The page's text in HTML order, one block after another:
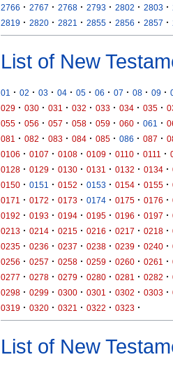
2766 · 2767 · 2768 · 2793 · 2802 · 2803 ·
2819 · 2820 · 2821 · 2855 · 2856 · 2857 ·
List of New
01 · 02 · 03 · 04 · 05 · 06 · 07 · 08 · 09 ·
029 · 030 · 031 · 032 · 033 · 034 · 035 ·
055 · 056 · 057 · 058 · 059 · 060 · 061 ·
081
· 082 · 083 · 084 · 085 · 086 · 087 ·
0106 · 0107 · 0108 · 0109 · 0110 · 0111 ·
0128 · 0129 · 0130 · 0131 · 0132 · 0134 ·
0150 · 0151 · 0152 · 0153 · 0154 · 0155 ·
0171
· 0172 · 0173 · 0174 · 0175 · 0176 ·
0192 · 0193 · 0194 · 0195 · 0196 · 0197 ·
0213 · 0214 · 0215 · 0216 · 0217 · 0218 ·
0235 · 0236 · 0237 · 0238 · 0239 · 0240 ·
0256 · 0257 · 0258 · 0259 · 0260 · 0261 ·
0277 · 0278 · 0279 · 0280 · 0281 · 0282 ·
0298 · 0299 · 0300 · 0301 · 0302 · 0303 ·
0319 · 0320 · 0321 · 0322 · 0323 ·
List of New